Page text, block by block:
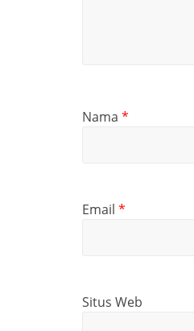
Nama *
Email *
Situs Web